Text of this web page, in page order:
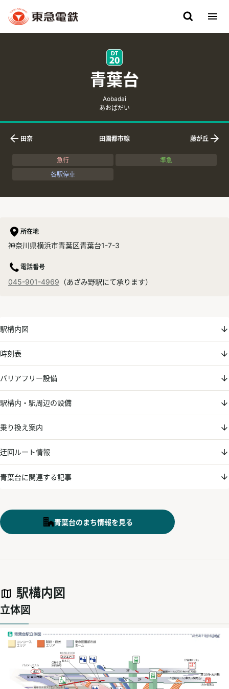
青葉台
Aobadai
あおばだい
田園都市線
下りの隣接駅
田奈 上りの隣接駅
藤が丘
急行
準急
各駅停車
所在地
神奈川県横浜市青葉区青葉台1-7-3
電話番号
045-901-4969 （あざみ野駅にて承ります）
駅構内図
時刻表
バリアフリー設備
駅構内・駅周辺の設備
乗り換え案内
迂回ルート情報
青葉台に関連する記事
青葉台のまち情報を見る
駅構内図
立体図